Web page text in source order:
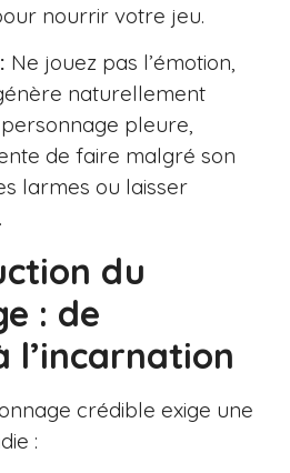
nourrir votre jeu.
Ne jouez pas l’émotion,
naturellement
personnage pleure,
de faire malgré son
larmes ou laisser
du
: de
l’incarnation
crédible exige une
: